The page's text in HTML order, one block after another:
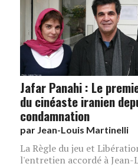
Jafar Panahi : Le
du cinéaste iranien
condamnation
par Jean-Louis Martinelli
La Règle du jeu et
l'entretien accordé à